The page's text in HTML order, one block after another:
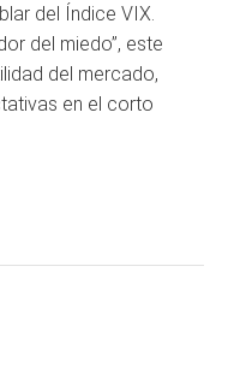
del Índice VIX.
del miedo”, este
del mercado,
en el corto